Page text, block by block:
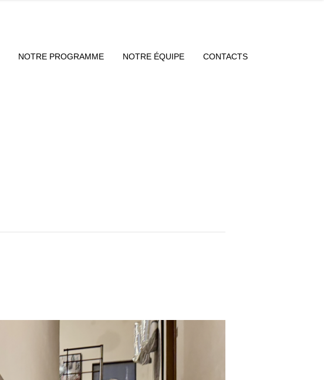
NOTRE PROGRAMME NOTRE ÉQUIPE CONTACTS